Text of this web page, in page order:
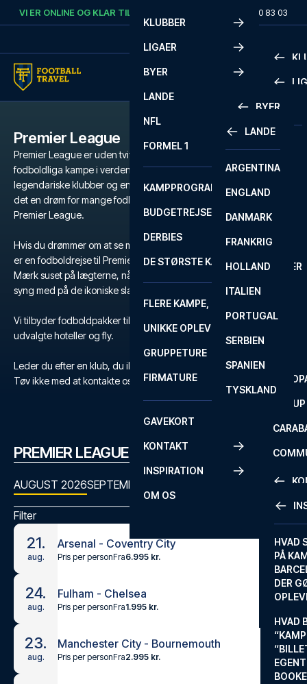
Skip to content
VI ER ONLINE OG KLAR TIL AT HJÆLPE DIG. +45 72 10 83 03
KLUBBER
LIGAER
SERIE A
FA CUP
BYER
BYER
LISSABON
LIVERPOOL
LONDON
MADRID
MANCHESTER
MILANO
ROM
SEVILLA
LANDE
LANDE
ARGENTINA
ENGLAND
DANMARK
FRANKRIG
HOLLAND
ITALIEN
PORTUGAL
SERBIEN
SPANIEN
TYSKLAND
NFL
FORMEL 1
KAMPPROGRAM
BUDGETREJSER
DERBIES
DE STØRSTE KAMPE
FLERE KAMPE, ÉN TUR
UNIKKE OPLEVELSER
GRUPPETURE
FIRMATURE
GAVEKORT
KONTAKT
FAQ
INSPIRATION
HVAD
PÅ
DER
HVAD
OM OS
Premier League
Premier League er uden tvivl de mest populære og intense
fodboldliga kampe i verden. Med et væld af verdensstjerner,
legendariske klubber og en atmosfære der er svær at matche, er
det en drøm for mange fodboldfans at få fingrene i billetter til
Premier League.
Hvis du drømmer om at se magien udfolde sig på grønsværen, så
er en fodboldrejse til Premier League den ultimative oplevelse.
Mærk suset på lægterne, når dit favorithold kæmper for sejren, og
syng med på de ikoniske slagsange, der runger gennem stadion.
Vi tilbyder fodboldpakker til Premier League med billetter,
udvalgte hoteller og fly.
Leder du efter en klub, du ikke kan finde?
Tøv ikke med at kontakte os
hereller på+45 72 10 83 03
PREMIER LEAGUE KAMPPROGRAM
AUGUST 2026SEPTEMBER 2026
Filter
21.
aug.
Arsenal - Coventry City
Pris per personFra6.995 kr.
24.
aug.
Fulham - Chelsea
Pris per personFra1.995 kr.
23.
aug.
Manchester City - Bournemouth
Pris per personFra2.995 kr.